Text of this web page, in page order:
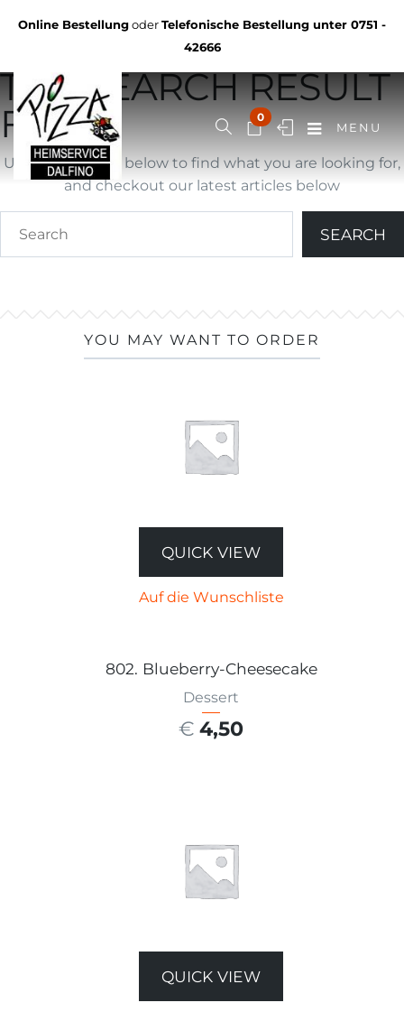
Online BestellungoderTelefonische Bestellung unter 0751 -
42666
0
MENU
YOU ARE BROWSING
THE SEARCH RESULT
FOR ""
Use search form below to find what you are looking for,
and checkout our latest articles below
YOU MAY WANT TO ORDER
QUICK VIEW
Auf die Wunschliste
802. Blueberry-Cheesecake
Dessert
€ 4,50
QUICK VIEW